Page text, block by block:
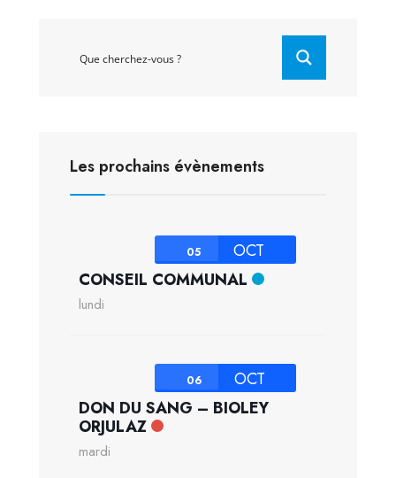
Les prochains évènements
05
OCT
CONSEIL COMMUNAL
lundi
06
OCT
DON DU SANG – BIOLEY
ORJULAZ
mardi